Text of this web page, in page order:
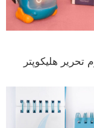
هلیکوپتر